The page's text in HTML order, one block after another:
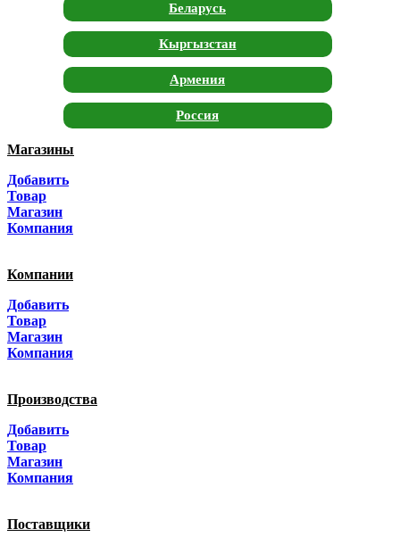
Беларусь
Кыргызстан
Армения
Россия
Магазины
Добавить
Товар
Магазин
Компания
Компании
Добавить
Товар
Магазин
Компания
Производства
Добавить
Товар
Магазин
Компания
Поставщики